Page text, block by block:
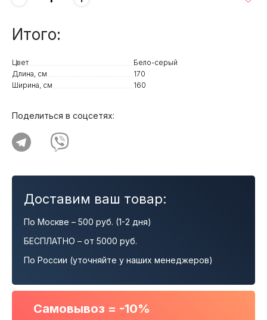
Итого:
Цвет
Бело-серый
Длина, см
170
Ширина, см
160
Поделиться в соцсетях:
Доставим ваш товар:
По Москве – 500 руб. (1-2 дня)
БЕСПЛАТНО – от 5000 руб.
По России (уточняйте у наших менеджеров)
Самовывоз = -10%